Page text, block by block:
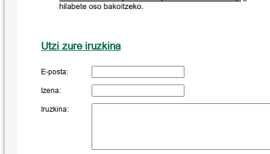
Utzi zure iruzkina
E-posta:
Izena:
Iruzkina: